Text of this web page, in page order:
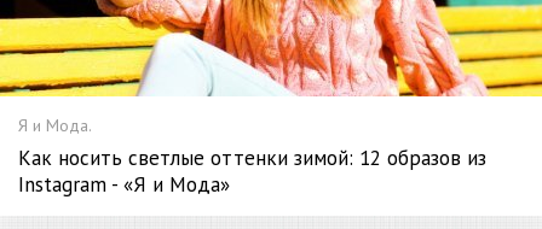
Я и Мода.
Как носить светлые оттенки зимой: 12 образов из
Instagram - «Я и Мода»